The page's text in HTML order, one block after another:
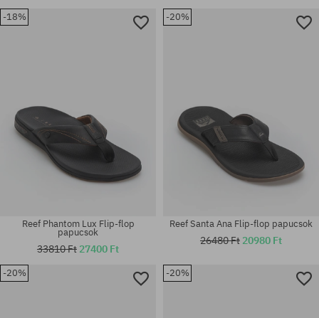
-18%
Reef Phantom Lux Flip-flop
papucsok
33810 Ft 27400 Ft
-20%
Reef Santa Ana Flip-flop papucsok
26480 Ft 20980 Ft
-20% -20%